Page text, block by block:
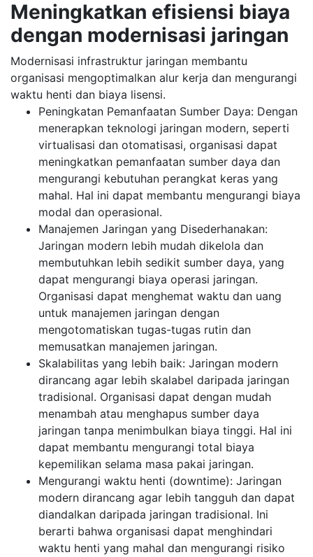
Meningkatkan efisiensi biaya
dengan modernisasi jaringan
Modernisasi infrastruktur jaringan membantu
organisasi mengoptimalkan alur kerja dan mengurangi
waktu henti dan biaya lisensi.
Peningkatan Pemanfaatan Sumber Daya: Dengan
menerapkan teknologi jaringan modern, seperti
virtualisasi dan otomatisasi, organisasi dapat
meningkatkan pemanfaatan sumber daya dan
mengurangi kebutuhan perangkat keras yang
mahal. Hal ini dapat membantu mengurangi biaya
modal dan operasional.
Manajemen Jaringan yang Disederhanakan:
Jaringan modern lebih mudah dikelola dan
membutuhkan lebih sedikit sumber daya, yang
dapat mengurangi biaya operasi jaringan.
Organisasi dapat menghemat waktu dan uang
untuk manajemen jaringan dengan
mengotomatiskan tugas-tugas rutin dan
memusatkan manajemen jaringan.
Skalabilitas yang lebih baik: Jaringan modern
dirancang agar lebih skalabel daripada jaringan
tradisional. Organisasi dapat dengan mudah
menambah atau menghapus sumber daya
jaringan tanpa menimbulkan biaya tinggi. Hal ini
dapat membantu mengurangi total biaya
kepemilikan selama masa pakai jaringan.
Mengurangi waktu henti (downtime): Jaringan
modern dirancang agar lebih tangguh dan dapat
diandalkan daripada jaringan tradisional. Ini
berarti bahwa organisasi dapat menghindari
waktu henti yang mahal dan mengurangi risiko